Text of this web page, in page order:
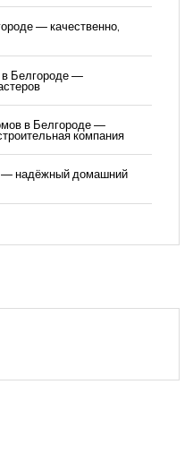
— качественно,
в Белгороде —
в Белгороде —
компания
— надёжный домашний